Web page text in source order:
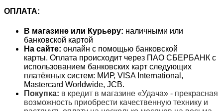
ОПЛАТА:
В магазине или Курьеру: наличными или
банковской картой
На сайте: онлайн с помощью банковской
карты. Оплата происходит через ПАО СБЕРБАНК с
использованием банковских карт следующих
платёжных систем: МИР, VISA International,
Mastercard Worldwide, JCB.
Покупка: в кредит в магазине «Удача» - прекрасная
возможность приобрести качественную технику и